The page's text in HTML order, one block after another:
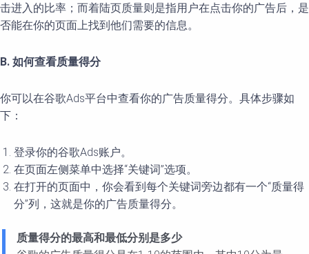
击进入的比率；而着陆页质量则是指用户在点击你的广告后，是
否能在你的页面上找到他们需要的信息。
B. 如何查看质量得分
你可以在谷歌Ads平台中查看你的广告质量得分。具体步骤如
下：
登录你的谷歌Ads账户。
在页面左侧菜单中选择“关键词”选项。
在打开的页面中，你会看到每个关键词旁边都有一个“质量得
分”列，这就是你的广告质量得分。
质量得分的最高和最低分别是多少